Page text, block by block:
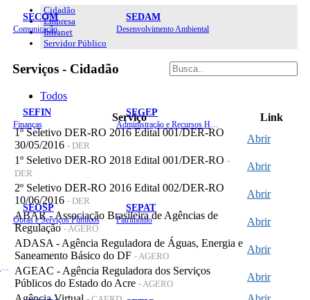
SECOM
Comunicação
SEDAM
Desenvolvimento Ambiental
SEFIN
Finanças
SEGEP
SEOSP
Obras e Serviços Públicos
SEPAT
Patrimônio
Cidadão
Empresa
Intranet
Servidor Público
Serviços - Cidadão
Todos
Serviço
Link
1º Seletivo DER-RO 2016 Edital 001/DER-RO
30/05/2016 - DER
Abrir
1º Seletivo DER-RO 2018 Edital 001/DER-RO -
DER
Abrir
2º Seletivo DER-RO 2016 Edital 002/DER-RO
10/06/2016 - DER
Abrir
ABAR - Associação Brasileira de Agências de
Regulação- AGERO
Abrir
ADASA - Agência Reguladora de Águas, Energia e
Saneamento Básico do DF - AGERO
Abrir
AGEAC - Agência Reguladora dos Serviços
Públicos do Estado do Acre - AGERO
Abrir